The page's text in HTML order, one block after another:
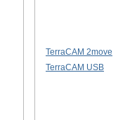
TerraCAM 2move
TerraCAM USB